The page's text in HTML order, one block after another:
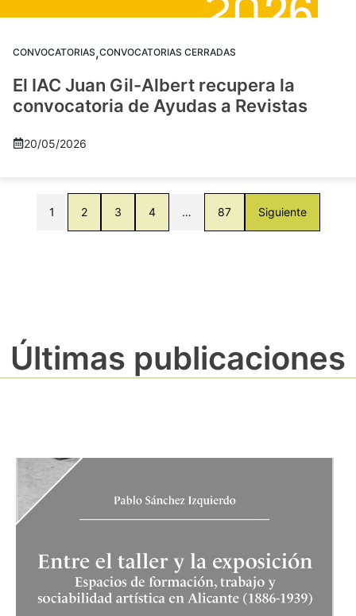
CONVOCATORIAS,CONVOCATORIAS CERRADAS
El IAC Juan Gil-Albert recupera la
convocatoria de Ayudas a Revistas
20/05/2026
1 2 3 4 … 87 Siguiente
Últimas publicaciones